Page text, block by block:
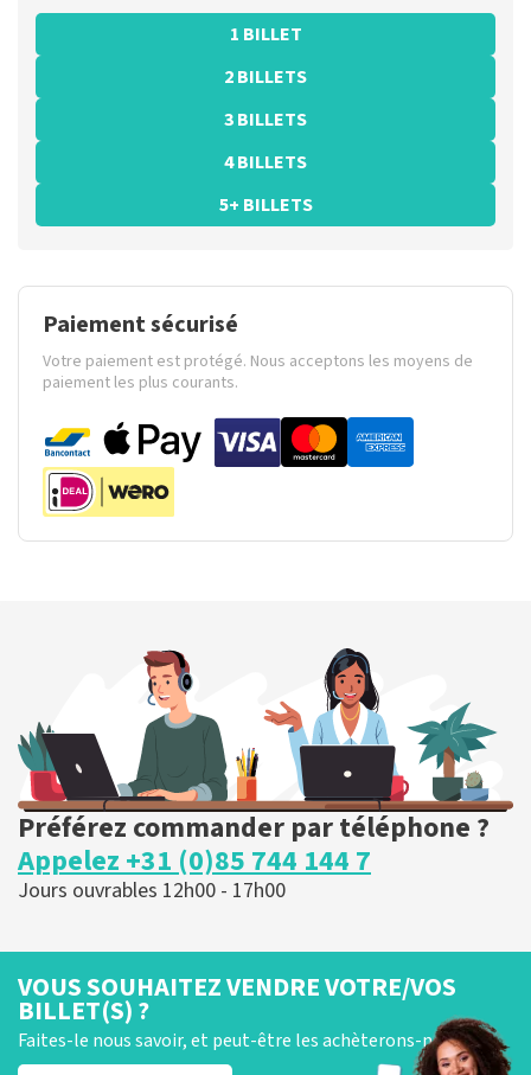
1 BILLET
2 BILLETS
3 BILLETS
4 BILLETS
5+ BILLETS
Paiement sécurisé
Votre paiement est protégé. Nous acceptons les moyens de
paiement les plus courants.
Préférez commander par téléphone ?
Appelez +31 (0)85 744 144 7
Jours ouvrables 12h00 - 17h00
VOUS SOUHAITEZ VENDRE VOTRE/VOS
BILLET(S) ?
Faites-le nous savoir, et peut-être les achèterons-nous !